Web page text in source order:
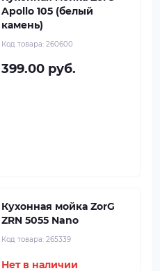
Apollo 105 (белый
камень)
Код товара: 260600
399.00 руб.
Кухонная мойка ZorG
ZRN 5055 Nano
Код товара: 265339
Нет в наличии